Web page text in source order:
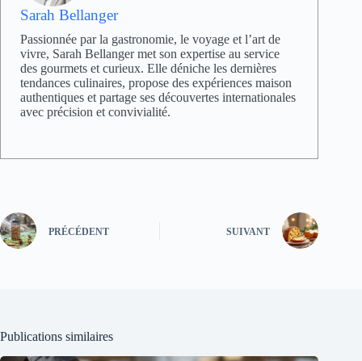
Sarah Bellanger
Passionnée par la gastronomie, le voyage et l’art de
vivre, Sarah Bellanger met son expertise au service
des gourmets et curieux. Elle déniche les dernières
tendances culinaires, propose des expériences maison
authentiques et partage ses découvertes internationales
avec précision et convivialité.
PRÉCÉDENT SUIVANT
Publications similaires